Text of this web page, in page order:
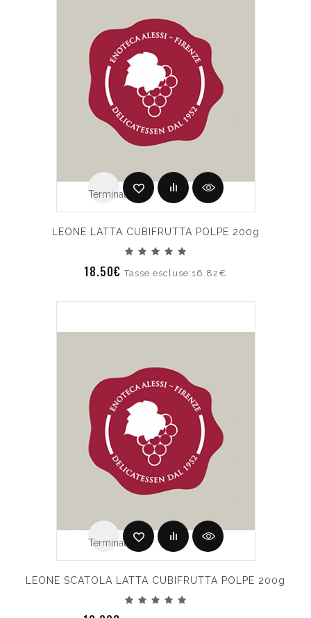
Terminato
LEONE LATTA CUBIFRUTTA POLPE 200g
18.50€Tasse escluse:16.82€
Terminato
LEONE SCATOLA LATTA CUBIFRUTTA POLPE 200g